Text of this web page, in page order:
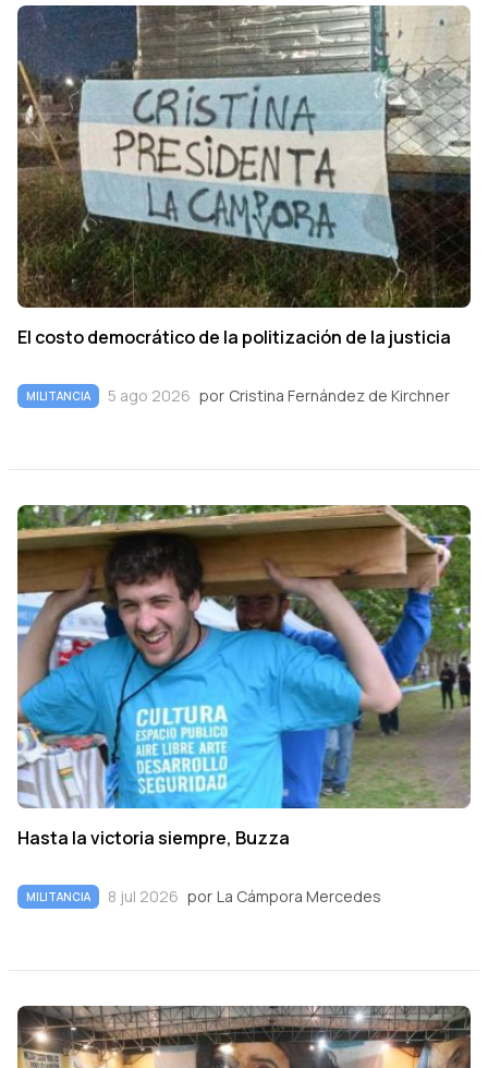
El costo democrático de la politización de la justicia
MILITANCIA 5 ago 2026 por Cristina Fernández de Kirchner
Hasta la victoria siempre, Buzza
MILITANCIA 8 jul 2026 por La Cámpora Mercedes